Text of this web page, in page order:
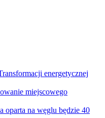
energetycznej
miejscowego
oparta na węglu będzie 40